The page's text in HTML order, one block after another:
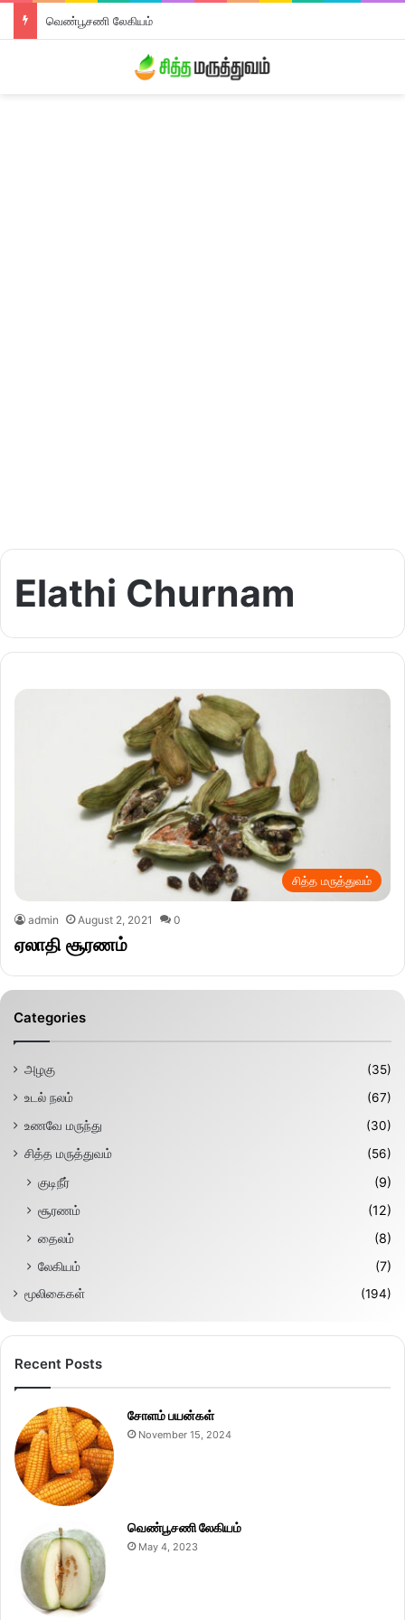
வெண்பூசணி லேகியம்
Elathi Churnam
சித்த மருத்துவம்
admin August 2, 2021 0
ஏலாதி சூரணம்
Categories
அழகு
(35)
உடல் நலம்
(67)
உணவே மருந்து
(30)
சித்த மருத்துவம்
(56)
குடிநீர்
(9)
சூரணம்
(12)
தைலம்
(8)
லேகியம்
(7)
மூலிகைகள் (194)
Recent Posts
சோளம் பயன்கள்
November 15, 2024
வெண்பூசணி லேகியம்
May 4, 2023